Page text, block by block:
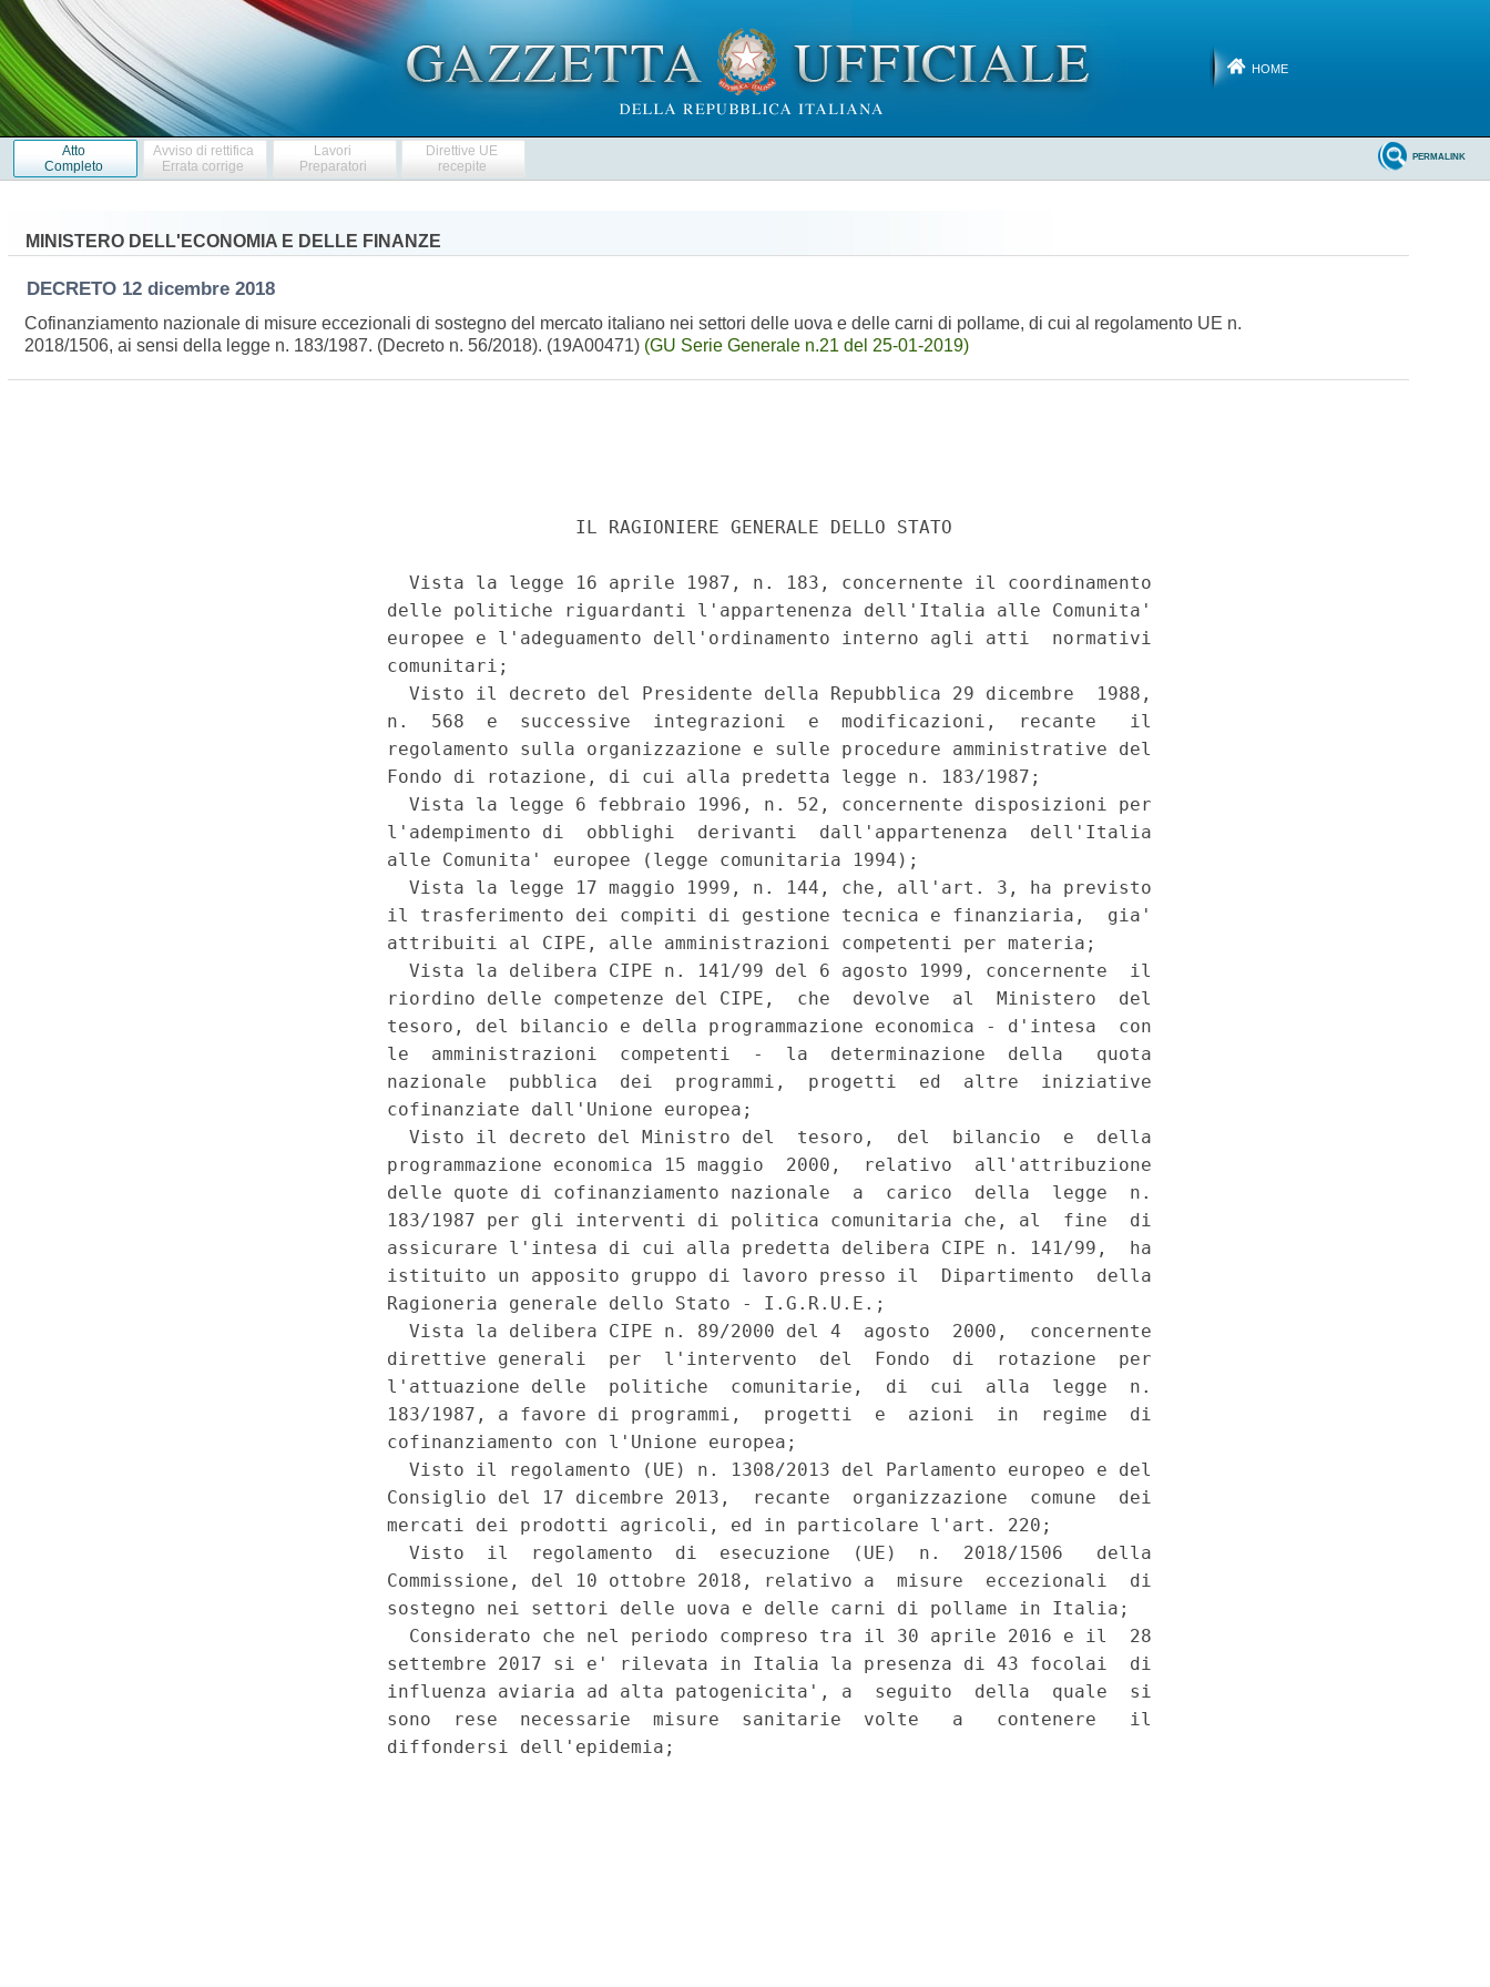
HOME
Atto
Completo
Avviso di rettifica
Errata corrige
Lavori
Preparatori
Direttive UE
recepite
PERMALINK
MINISTERO DELL'ECONOMIA E DELLE FINANZE
DECRETO 12 dicembre 2018
Cofinanziamento nazionale di misure eccezionali di sostegno del mercato italiano nei settori delle uova e delle carni di pollame, di cui al regolamento UE n.
2018/1506, ai sensi della legge n. 183/1987. (Decreto n. 56/2018). (19A00471) (GU Serie Generale n.21 del 25-01-2019)